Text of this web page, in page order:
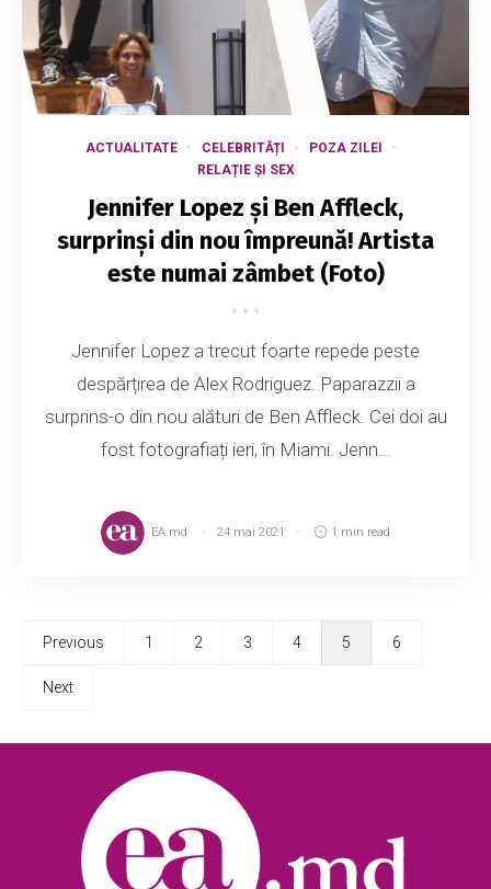
ACTUALITATE CELEBRITĂȚI
POZA ZILEI
RELAȚIE ȘI SEX
Jennifer Lopez și Ben Affleck,
surprinși din nou împreună! Artista
este numai zâmbet (Foto)
Jennifer Lopez a trecut foarte repede peste
despărțirea de Alex Rodriguez. Paparazzii a
surprins-o din nou alături de Ben Affleck. Cei doi au
fost fotografiați ieri, în Miami. Jenn...
EA.md 24 mai 2021 1 min read
Previous 1 2 3 4 5 6
Next